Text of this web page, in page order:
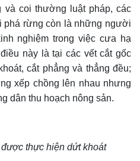
và coi thường luật pháp, các
phá rừng còn là những người
nghiệm trong việc cưa hạ
điều này là tại các vết cắt gốc
cắt phẳng và thẳng đều;
xếp chồng lên nhau nhưng
dân thu hoạch nông sản.
thực hiện dứt khoát